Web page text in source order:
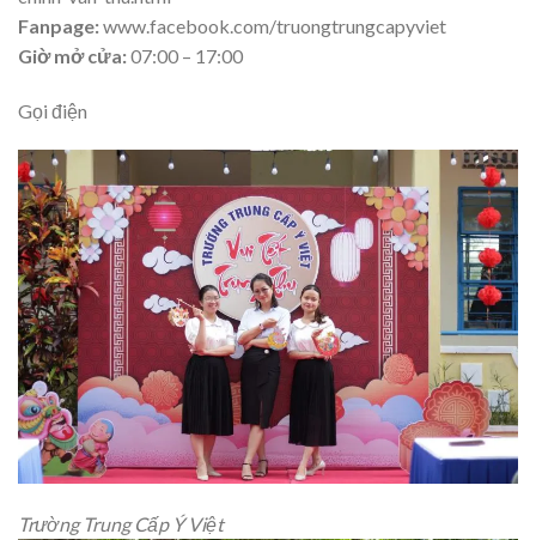
Fanpage:www.facebook.com/truongtrungcapyviet
Giờ mở cửa:07:00 – 17:00
Gọi điện
Trường Trung Cấp Ý Việt